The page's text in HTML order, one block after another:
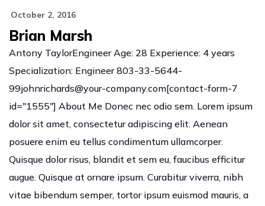
October 2, 2016
Brian Marsh
Antony TaylorEngineer Age: 28 Experience: 4 years
Specialization: Engineer 803-33-5644-
99johnrichards@your-company.com[contact-form-7
id="1555"] About Me Donec nec odio sem. Lorem ipsum
dolor sit amet, consectetur adipiscing elit. Aenean
posuere enim eu tellus condimentum ullamcorper.
Quisque dolor risus, blandit et sem eu, faucibus efficitur
augue. Quisque at ornare ipsum. Curabitur viverra, nibh
vitae bibendum semper, tortor ipsum euismod mauris, a